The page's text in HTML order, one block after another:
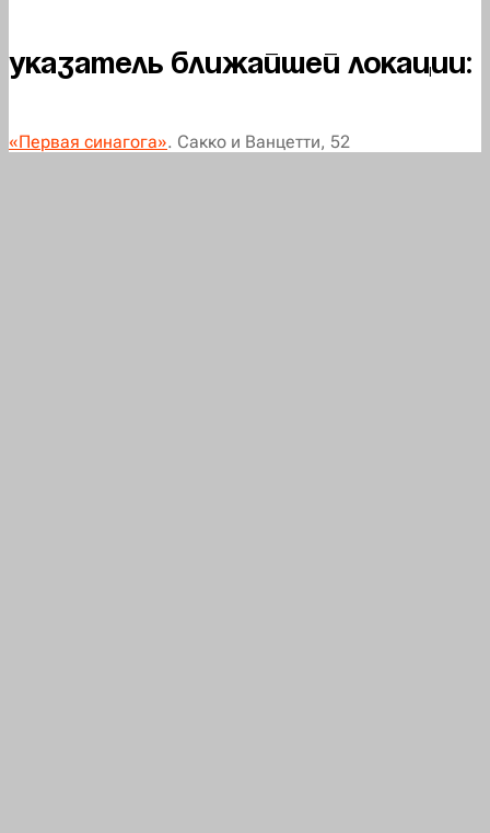
Указатель ближайшей локации:
«Первая синагога». Сакко и Ванцетти, 52